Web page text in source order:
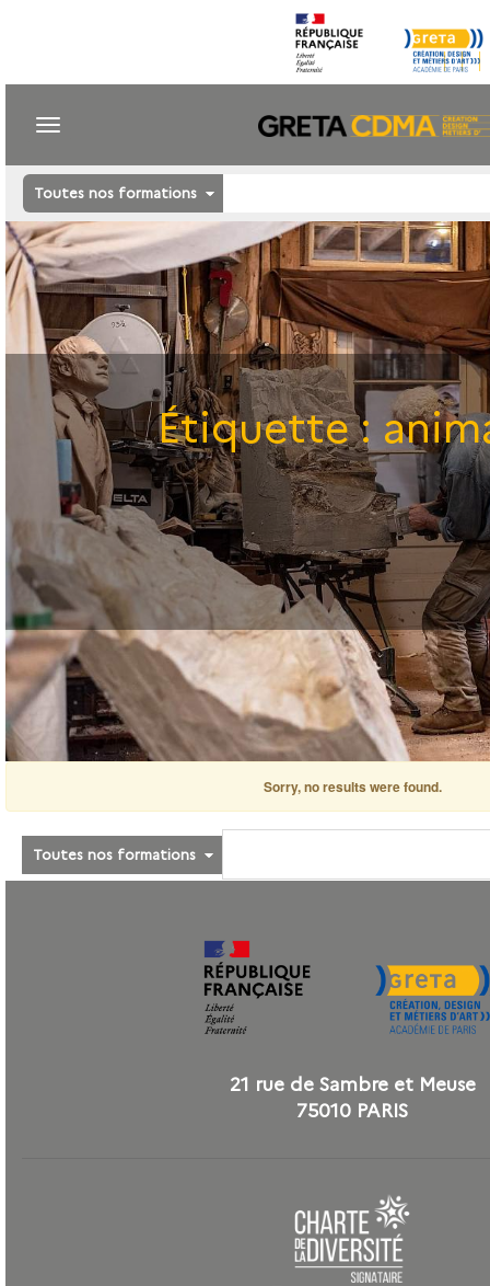
Toutes nos formations
Étiquette :
Sorry, no results were found.
Toutes nos formations
21 rue de Sambre et Meuse
75010 PARIS